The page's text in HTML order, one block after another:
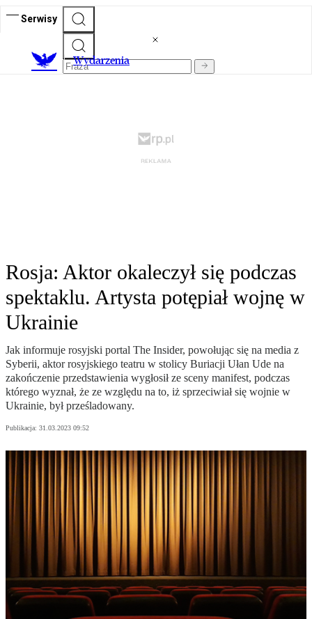
Serwisy
Wydarzenia
Rosja: Aktor okaleczył się podczas
spektaklu. Artysta potępiał wojnę w
Ukrainie
Jak informuje rosyjski portal The Insider, powołując się na media z
Syberii, aktor rosyjskiego teatru w stolicy Buriacji Ułan Ude na
zakończenie przedstawienia wygłosił ze sceny manifest, podczas
którego wyznał, że ze względu na to, iż sprzeciwiał się wojnie w
Ukrainie, był prześladowany.
Publikacja: 31.03.2023 09:52